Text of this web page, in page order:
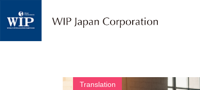
P
Translation